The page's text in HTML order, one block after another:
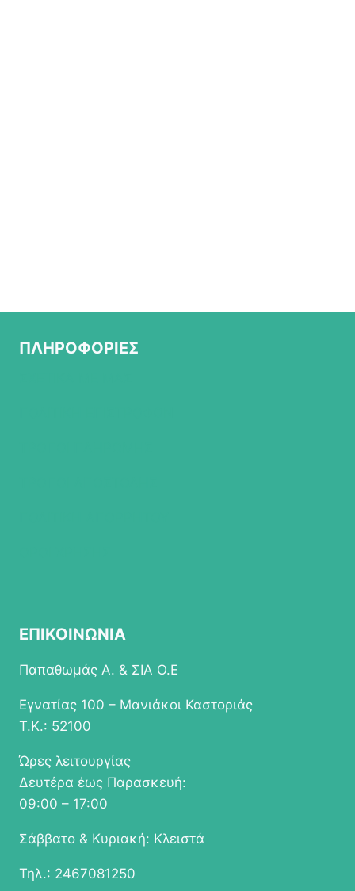
ΠΛΗΡΟΦΟΡΙΕΣ
ΕΠΙΚΟΙΝΩΝΙΑ
Παπαθωμάς Α. & ΣΙΑ Ο.Ε
Εγνατίας 100 – Μανιάκοι Καστοριάς
Τ.Κ.: 52100
Ώρες λειτουργίας
Δευτέρα έως Παρασκευή:
09:00 – 17:00
Σάββατο & Κυριακή: Κλειστά
Τηλ.: 2467081250